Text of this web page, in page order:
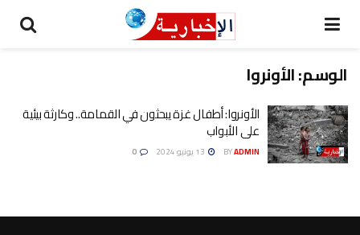
الوسم:الأونروا
الأونروا: أطفال غزة يبحثون في القمامة.. وكارثة بيئية
على الأبواب
BYADMIN